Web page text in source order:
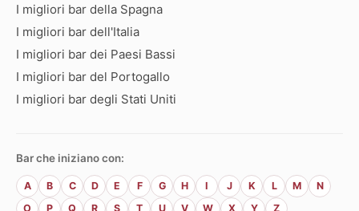
I migliori bar della Spagna
I migliori bar dell'Italia
I migliori bar dei Paesi Bassi
I migliori bar del Portogallo
I migliori bar degli Stati Uniti
Bar che iniziano con:
A B C D E F G H I J K L M
N
O
P Q R S T U V W X Y Z